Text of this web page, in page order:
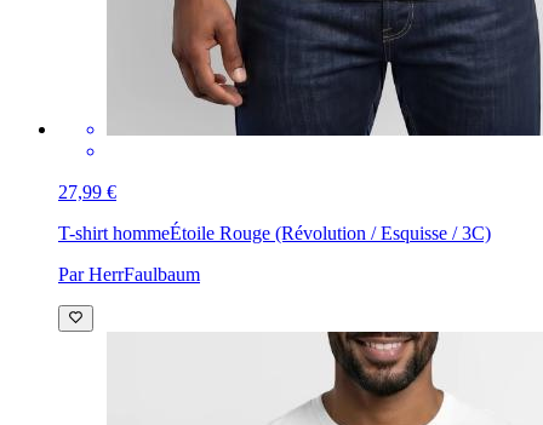
27,99 €
T-shirt hommeÉtoile Rouge (Révolution / Esquisse / 3C)
Par HerrFaulbaum